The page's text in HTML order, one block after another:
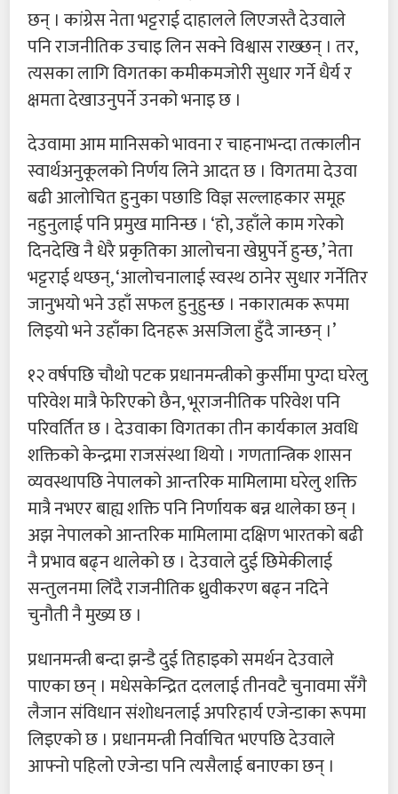
छन् । कांग्रेस नेता भट्टराई दाहालले लिएजस्तै देउवाले
पनि राजनीतिक उचाइ लिन सक्ने विश्वास राख्छन् । तर,
त्यसका लागि विगतका कमीकमजोरी सुधार गर्ने धैर्य र
क्षमता देखाउनुपर्ने उनको भनाइ छ ।
देउवामा आम मानिसको भावना र चाहनाभन्दा तत्कालीन
स्वार्थअनुकूलको निर्णय लिने आदत छ । विगतमा देउवा
बढी आलोचित हुनुका पछाडि विज्ञ सल्लाहकार समूह
नहुनुलाई पनि प्रमुख मानिन्छ । ‘हो, उहाँले काम गरेको
दिनदेखि नै धेरै प्रकृतिका आलोचना खेप्नुपर्ने हुन्छ,’ नेता
भट्टराई थप्छन्, ‘आलोचनालाई स्वस्थ ठानेर सुधार गर्नेतिर
जानुभयो भने उहाँ सफल हुनुहुन्छ । नकारात्मक रूपमा
लिइयो भने उहाँका दिनहरू असजिला हुँदै जान्छन् ।’
१२ वर्षपछि चौथो पटक प्रधानमन्त्रीको कुर्सीमा पुग्दा घरेलु
परिवेश मात्रै फेरिएको छैन, भूराजनीतिक परिवेश पनि
परिवर्तित छ । देउवाका विगतका तीन कार्यकाल अवधि
शक्तिको केन्द्रमा राजसंस्था थियो । गणतान्त्रिक शासन
व्यवस्थापछि नेपालको आन्तरिक मामिलामा घरेलु शक्ति
मात्रै नभएर बाह्य शक्ति पनि निर्णायक बन्न थालेका छन् ।
अझ नेपालको आन्तरिक मामिलामा दक्षिण भारतको बढी
नै प्रभाव बढ्न थालेको छ । देउवाले दुई छिमेकीलाई
सन्तुलनमा लिँदै राजनीतिक ध्रुवीकरण बढ्न नदिने
चुनौती नै मुख्य छ ।
प्रधानमन्त्री बन्दा झन्डै दुई तिहाइको समर्थन देउवाले
पाएका छन् । मधेसकेन्द्रित दललाई तीनवटै चुनावमा सँगै
लैजान संविधान संशोधनलाई अपरिहार्य एजेन्डाका रूपमा
लिइएको छ । प्रधानमन्त्री निर्वाचित भएपछि देउवाले
आफ्नो पहिलो एजेन्डा पनि त्यसैलाई बनाएका छन् ।